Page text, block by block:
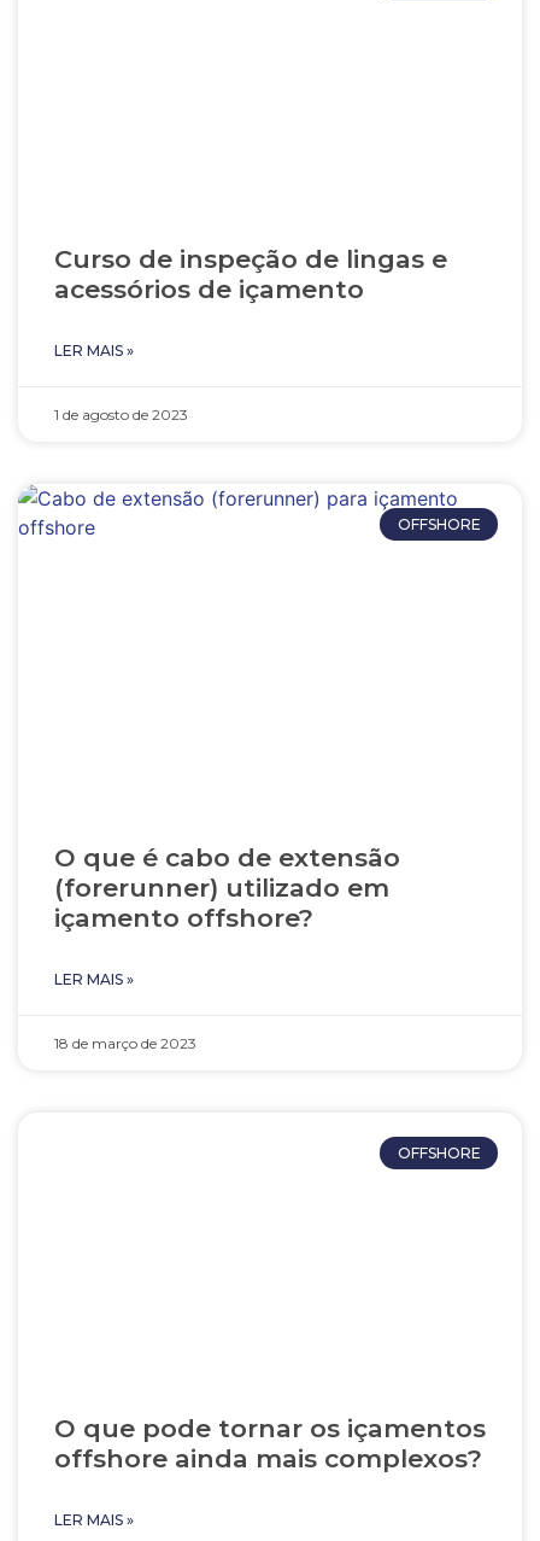
Curso de inspeção de lingas e
acessórios de içamento
LER MAIS »
1 de agosto de 2023
OFFSHORE
O que é cabo de extensão
(forerunner) utilizado em
içamento offshore?
LER MAIS »
18 de março de 2023
OFFSHORE
O que pode tornar os içamentos
offshore ainda mais complexos?
LER MAIS »